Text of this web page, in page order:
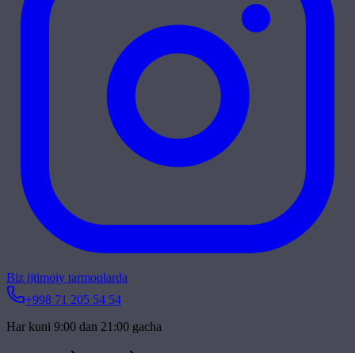
Biz ijtimoiy tarmoqlarda
+998 71 205 54 54
Har kuni 9:00 dan 21:00 gacha